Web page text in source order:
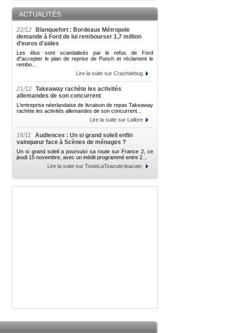
ACTUALITÉS
22/12
Blanquefort : Bordeaux Métropole
demande à Ford de lui rembourser 1,7 million
d’euros d'aides
Les élus sont scandalisés par le refus de Ford
d"accepter le plan de reprise de Punch et réclament le
rembo...
Lire la suite sur Crashdebug
21/12 Takeaway rachète les activités
allemandes de son concurrent
L'entreprise néerlandaise de livraison de repas Takeaway
rachète les activités allemandes de son concurrent...
Lire la suite sur Lalibre
16/11
Audiences : Un si grand soleil enfin
vainqueur face à Scènes de ménages ?
Un si grand soleil a poursuivi sa route sur France 2, ce
jeudi 15 novembre, avec un inédit programmé entre 2...
Lire la suite sur TouteLaTeacute;leacute;